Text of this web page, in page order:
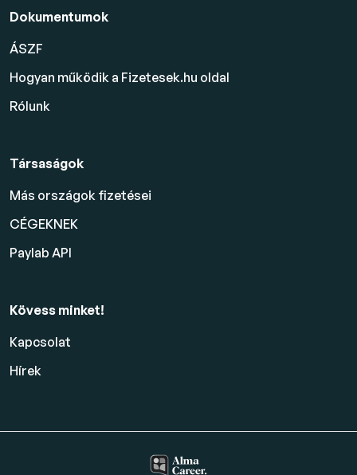
Dokumentumok
ÁSZF
Hogyan működik a Fizetesek.hu oldal
Rólunk
Társaságok
Más országok fizetései
CÉGEKNEK
Paylab API
Kövess minket!
Kapcsolat
Hírek